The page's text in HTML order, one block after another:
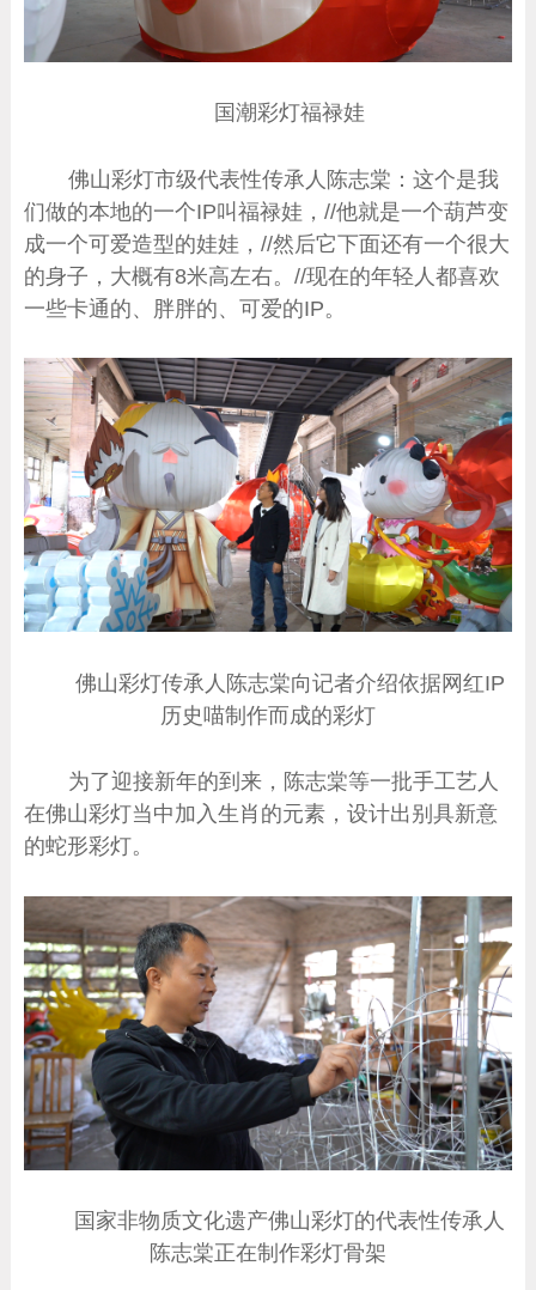
国潮彩灯福禄娃
佛山彩灯市级代表性传承人陈志棠：这个是我
们做的本地的一个IP叫福禄娃，//他就是一个葫芦变
成一个可爱造型的娃娃，//然后它下面还有一个很大
的身子，大概有8米高左右。//现在的年轻人都喜欢
一些卡通的、胖胖的、可爱的IP。
佛山彩灯传承人陈志棠向记者介绍依据网红IP
历史喵制作而成的彩灯
为了迎接新年的到来，陈志棠等一批手工艺人
在佛山彩灯当中加入生肖的元素，设计出别具新意
的蛇形彩灯。
国家非物质文化遗产佛山彩灯的代表性传承人
陈志棠正在制作彩灯骨架